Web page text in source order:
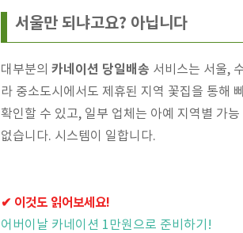
서울만 되냐고요? 아닙니다
대부분의 카네이션 당일배송 서비스는 서울,
라 중소도시에서도 제휴된 지역 꽃집을 통해
확인할 수 있고, 일부 업체는 아예 지역별 가
없습니다. 시스템이 일합니다.
✔ 이것도 읽어보세요!
어버이날 카네이션 1만원으로 준비하기!